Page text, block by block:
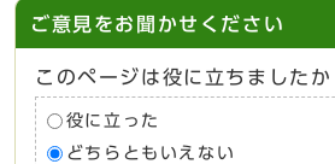
ご意見をお聞かせください
このページは役に立ちましたか
役に立った
どちらともいえない